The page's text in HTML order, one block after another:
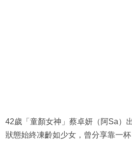
42歲「童顏女神」蔡卓妍（阿Sa）
狀態始終凍齡如少女，曾分享靠一